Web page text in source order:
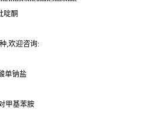
啶酮
,欢迎咨询:
单钠盐
甲基苯胺